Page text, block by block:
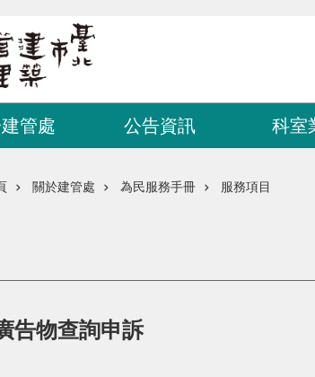
管處 公告資訊 科室
關於建管處 為民服務手冊 服務項目
告物查詢申訴